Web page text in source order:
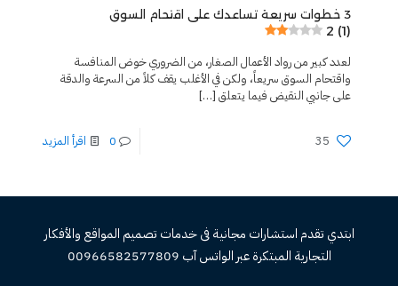
3 خطوات سريعة تساعدك على اقتحام السوق
2 (1)
لعدد كبير من رواد الأعمال الصغار، من الضروري خوض المنافسة
واقتحام السوق سريعاً، ولكن في الأغلب يقف كلاً من السرعة والدقة
على جانبي النقيض فيما يتعلق […]
35
0 اقرأ المزيد
ابتدي تقدم استشارات مجانية فى خدمات تصميم المواقع والأفكار
التجارية المبتكرة عبر الواتس آب 00966582577809